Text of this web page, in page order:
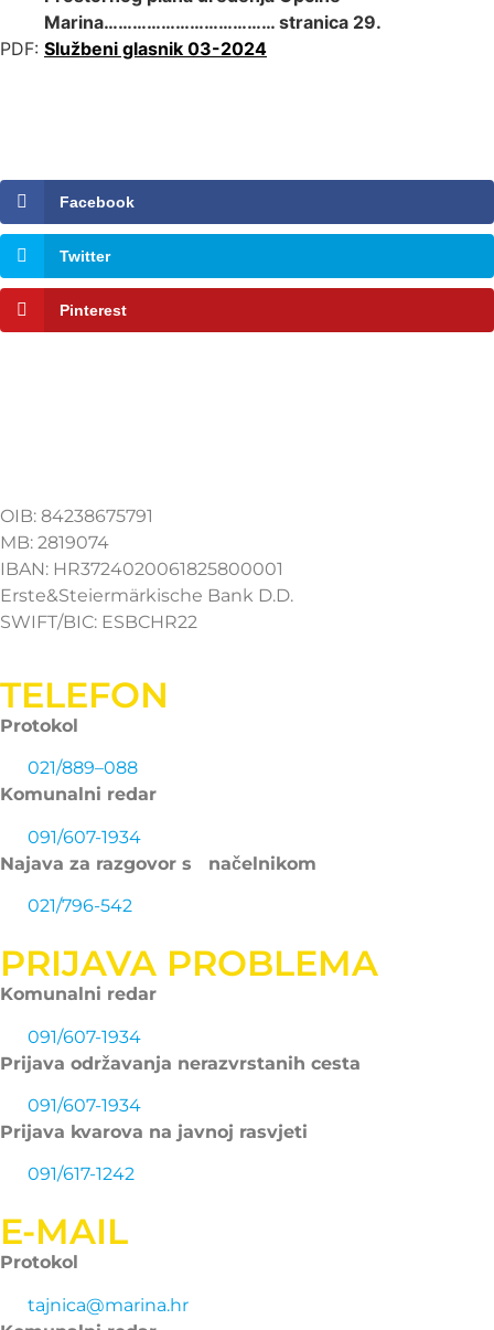
Marina……………………………… stranica 29.
PDF: Službeni glasnik 03-2024
Facebook
Twitter
Pinterest
OIB: 84238675791
MB: 2819074
IBAN: HR3724020061825800001
Erste&Steiermärkische Bank D.D.
SWIFT/BIC: ESBCHR22
TELEFON
Protokol
021/889–088
Komunalni redar
091/607-1934
Najava za razgovor s načelnikom
021/796-542
PRIJAVA PROBLEMA
Komunalni redar
091/607-1934
Prijava održavanja nerazvrstanih cesta
091/607-1934
Prijava kvarova na javnoj rasvjeti
091/617-1242
E-MAIL
Protokol
tajnica@marina.hr